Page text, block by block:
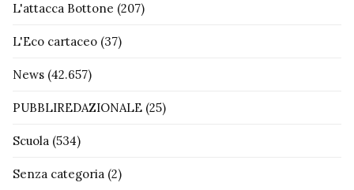
L'attacca Bottone (207)
L'Eco cartaceo (37)
News (42.657)
PUBBLIREDAZIONALE (25)
Scuola (534)
Senza categoria (2)